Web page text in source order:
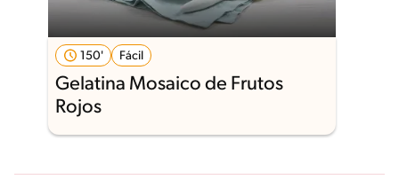
150' Fácil
Gelatina Mosaico de Frutos
Rojos